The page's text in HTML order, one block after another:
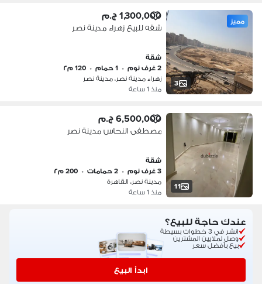
3
مميز 1,300,000 ج.م
شقه للبيع زهراء مدينة نصر
شقة
2 غرف نوم
• 1 حمام • 120 م٢
زهراء مدينة نصر، مدينة نصر
منذ 1 ساعة
11
6,500,000 ج.م
مصطفى النحاس مدينة نصر
شقة
3 غرف نوم
• 2 حمامات • 200 م٢
مدينة نصر، القاهرة
منذ 1 ساعة
عندك حاجة للبيع؟
انشر في 3 خطوات بسيطة
وصل لملايين المشترين
بيع بأفضل سعر
ابدأ البيع